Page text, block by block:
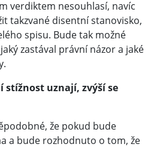
verdiktem nesouhlasí, navíc
takzvané disentní stanovisko,
spisu. Bude tak možné
zastával právní názor a jaké
stížnost uznají, zvýší se
že pokud bude
a bude rozhodnuto o tom, že